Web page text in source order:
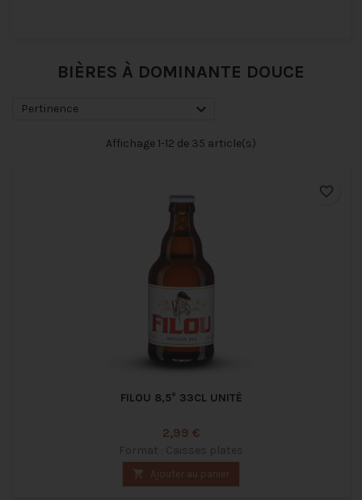
BIÈRES À DOMINANTE DOUCE
Pertinence 
Affichage 1-12 de 35 article(s)
FILOU 8,5° 33CL UNITÉ
Prix
2,99 €
Format : Caisses plates
 Ajouter au panier
favorite_border